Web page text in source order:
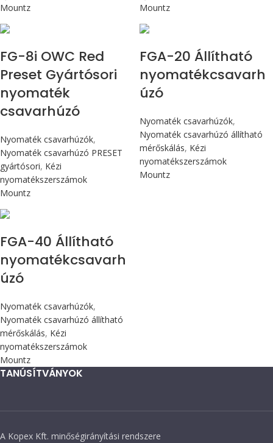
Mountz
Mountz
FG-8i OWC Red
Preset Gyártósori
nyomaték
csavarhúzó
Nyomaték csavarhúzók,
Nyomaték csavarhúzó PRESET
gyártósori, Kézi
nyomatékszerszámok
Mountz
FGA-20 Állítható
nyomatékcsavarh
úzó
Nyomaték csavarhúzók,
Nyomaték csavarhúzó állítható
mérőskálás, Kézi
nyomatékszerszámok
Mountz
FGA-40 Állítható
nyomatékcsavarh
úzó
Nyomaték csavarhúzók,
Nyomaték csavarhúzó állítható
mérőskálás, Kézi
nyomatékszerszámok
Mountz
TANÚSÍTVÁNYOK
A Kopex Kft. minőségirányítási rendszere